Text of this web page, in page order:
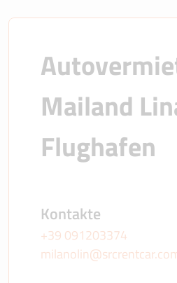
Mailand
Flughafen
Kontakte
+39 091203374